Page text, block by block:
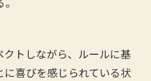
トしながら、ルールに基
喜びを感じられている状